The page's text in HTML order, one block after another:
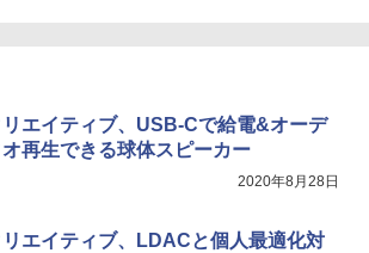
リエイティブ、USB-Cで給電&オーデ
オ再生できる球体スピーカー
2020年8月28日
リエイティブ、LDACと個人最適化対